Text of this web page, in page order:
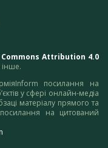
Attribution 4.0
посилання на
у сфері онлайн-медіа
матеріалу прямого та
на цитований